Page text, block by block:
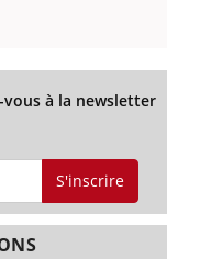
vous à la newsletter
S'inscrire